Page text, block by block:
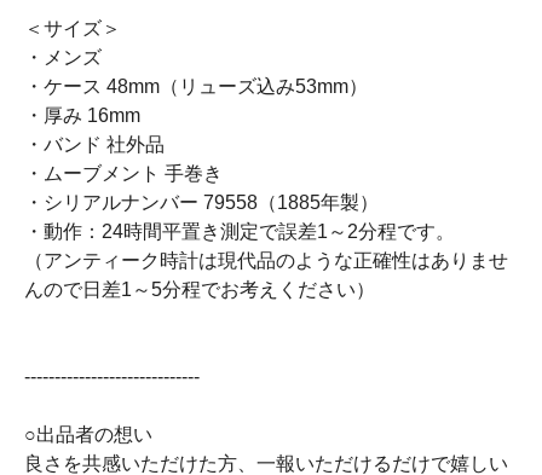
＜サイズ＞
・メンズ
・ケース 48mm（リューズ込み53mm）
・厚み 16mm
・バンド 社外品
・ムーブメント 手巻き
・シリアルナンバー 79558（1885年製）
・動作：24時間平置き測定で誤差1～2分程です。
（アンティーク時計は現代品のような正確性はありませ
んので日差1～5分程でお考えください）
-----------------------------
○出品者の想い
良さを共感いただけた方、一報いただけるだけで嬉しい